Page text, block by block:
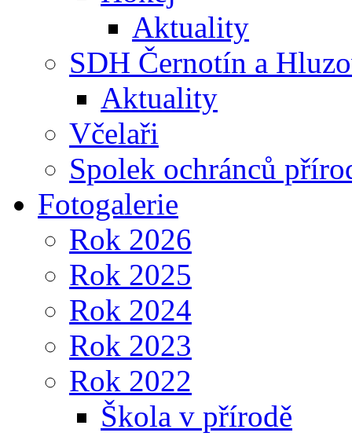
Aktuality
SDH Černotín a
Aktuality
Včelaři
Spolek ochránců
Fotogalerie
Rok 2026
Rok 2025
Rok 2024
Rok 2023
Rok 2022
Škola v přírodě